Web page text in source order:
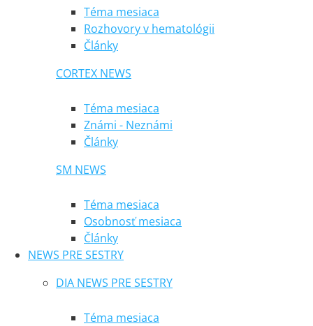
Téma mesiaca
Rozhovory v hematológii
Články
CORTEX NEWS
Téma mesiaca
Známi - Neznámi
Články
SM NEWS
Téma mesiaca
Osobnosť mesiaca
Články
NEWS PRE SESTRY
DIA NEWS PRE SESTRY
Téma mesiaca